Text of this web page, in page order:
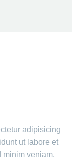
adipisicing
ut labore et
minim veniam,